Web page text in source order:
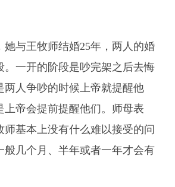
她与王牧师结婚25年，两人的婚
。一开的阶段是吵完架之后去悔
两人争吵的时候上帝就提醒他
上帝会提前提醒他们。师母表
师基本上没有什么难以接受的问
般几个月、半年或者一年才会有